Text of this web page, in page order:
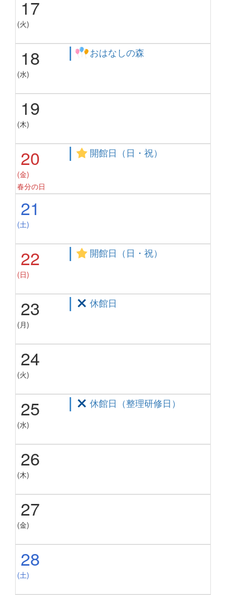
17
(火)
18
(水)
おはなしの森
19
(木)
20
(金)
春分の日
開館日（日・祝）
21
(土)
22
(日)
開館日（日・祝）
23
(月)
休館日
24
(火)
25
(水)
休館日（整理研修日）
26
(木)
27
(金)
28
(土)